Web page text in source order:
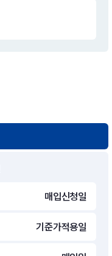
매입신청일
기준가적용일